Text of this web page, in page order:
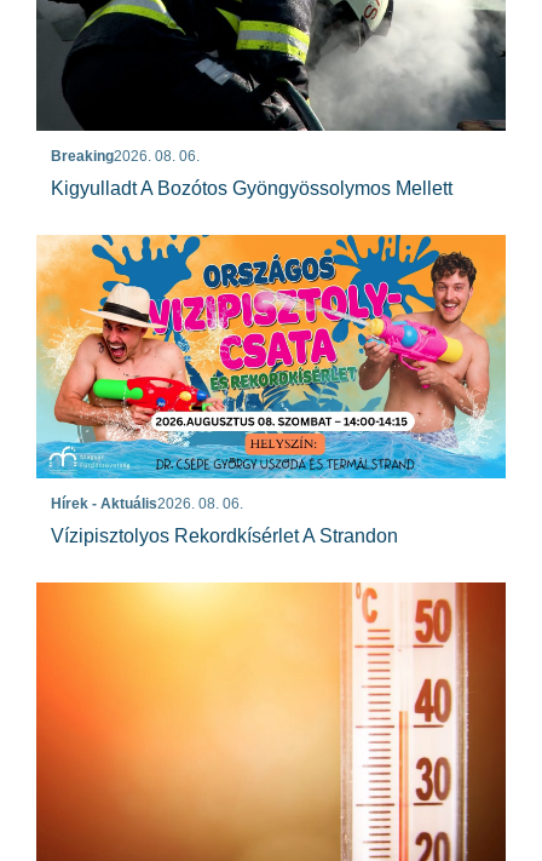
Breaking2026. 08. 06.
Kigyulladt A Bozótos Gyöngyössolymos Mellett
Hírek - Aktuális2026. 08. 06.
Vízipisztolyos Rekordkísérlet A Strandon